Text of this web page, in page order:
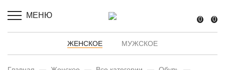
МЕНЮ 0 0
ЖЕНСКОЕ МУЖСКОЕ